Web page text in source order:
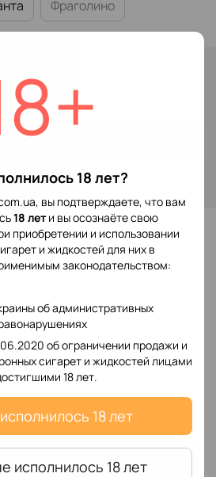
18 лет?
вы подтверждаете, что вам
18 лети вы осознаёте свою
приобретении и использовании
и жидкостей для них в
законодательством:
об административных
об ограничении продажи и
сигарет и жидкостей лицами
18 лет.
18 лет
исполнилось 18 лет
Фраголино
накопительной скидки
В избранное
первый отзыв